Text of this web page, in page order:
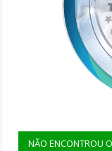
NÃO ENCONTROU